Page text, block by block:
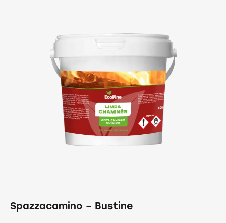
Spazzacamino – Bustine